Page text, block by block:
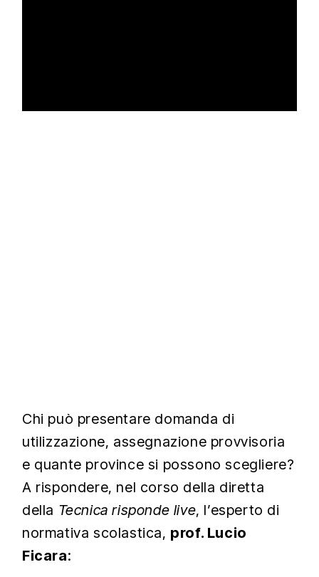
Chi può presentare domanda di
utilizzazione, assegnazione provvisoria
e quante province si possono scegliere?
A rispondere, nel corso della diretta
della Tecnica risponde live, l’esperto di
normativa scolastica, prof. Lucio
Ficara: